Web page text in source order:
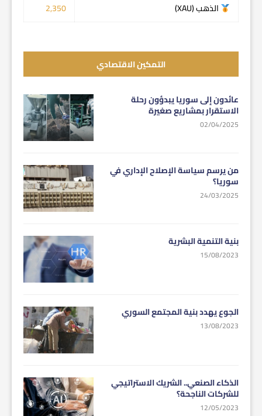
الذهب (XAU)
2,350
التمكين الاقتصادي
عائدون إلى سوريا يبدؤون رحلة
الاستقرار بمشاريع صغيرة
02/04/2025
من يرسم سياسة الإصلاح الإداري في
سوريا؟
24/03/2025
بنية التنمية البشرية
15/08/2023
الجوع يهدد بنية المجتمع السوري
13/08/2023
الذكاء الصنعي.. الشريك الاستراتيجي
للشركات الناجحة؟
12/05/2023